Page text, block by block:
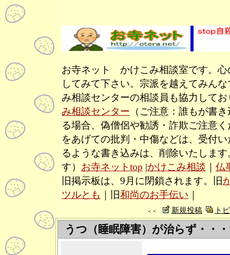
お寺ネット かけこみ相談室です。心
してみて下さい。宗派を越えてみん
み相談センターの相談員も協力して
み相談センター （ご注意：誰もが書
る場合、偽僧侶や勧誘・詐欺ご注意
をあげての批判・中傷などは、受付
るような書き込みは、削除いたしま
す） お寺ネットtop |かけこみ相談
仏
旧掲示板は、9月に閉鎖されます。旧
ツルとも
｜旧和尚のお手伝い
＜＜ 新規投稿 ト
うつ（睡眠障害）が治らず・・・